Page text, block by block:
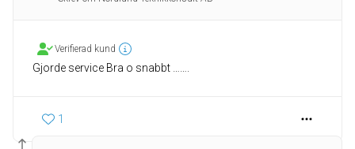
Verifierad kund
Gjorde service Bra o snabbt …….
1